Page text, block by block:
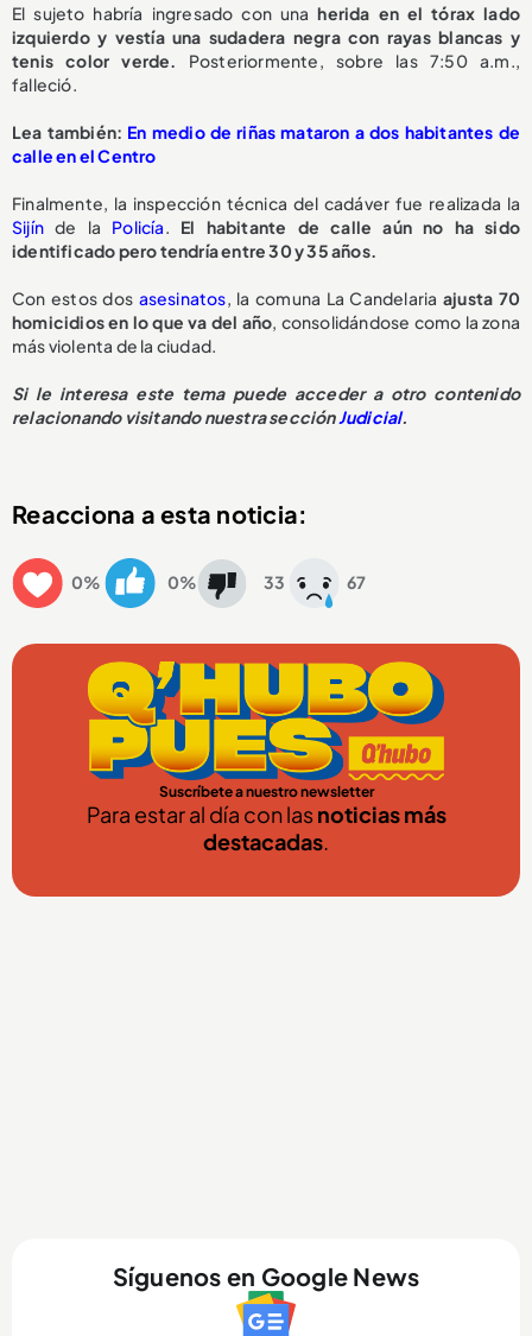
El sujeto habría ingresado con unaherida en el tórax lado
izquierdo y vestía una sudadera negra con rayas blancas y
tenis color verde. Posteriormente, sobre las 7:50 a.m.,
falleció.
Lea también: En medio de riñas mataron a dos habitantes de
calle en el Centro
Finalmente, la inspección técnica del cadáver fue realizada la
Sijín de la Policía. El habitante de calle aún no ha sido
identificado pero tendría entre 30 y 35 años.
Con estos dos asesinatos, la comuna La Candelaria ajusta 70
homicidios en lo que va del año, consolidándose como la zona
más violenta de la ciudad.
Si le interesa este tema puede acceder a otro contenido
relacionando visitando nuestra secciónJudicial.
Reacciona a esta noticia:
0% 0% 33 67
Suscríbete a nuestro newsletter
Para estar al día con lasnoticias más
destacadas.
Síguenos en Google News